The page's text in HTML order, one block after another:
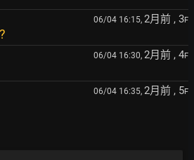
06/04 16:15, 2月前 , 3F
06/04 16:30, 2月前 , 4F
06/04 16:35, 2月前 , 5F